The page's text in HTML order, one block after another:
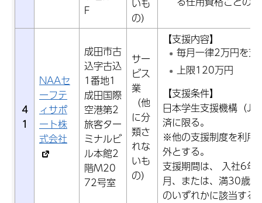
F
いも
の）
4
1
NAAセ
ーフテ
ィサポ
ート株
式会社
成田市古
込字古込
1番地1
成田国際
空港第2
旅客ター
ミナルビ
ル本館2
階M20
72号室
サー
ビス
業
（他
に分
類さ
れな
いも
の）
【支援内容】
毎月一律2万円を支
上限120万円
【支援条件】
日本学生支援機構（
済に限る。
※他の支援制度を利用
外とする。
支援期間は、 入社6年
月、または、満30歳
のいずれかに該当する